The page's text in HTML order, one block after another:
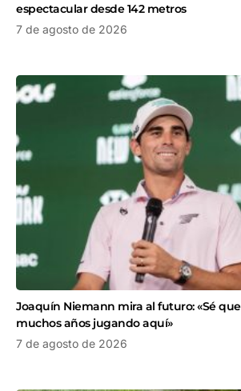
espectacular desde 142 metros
7 de agosto de 2026
Joaquín Niemann mira al futuro: «Sé
muchos años jugando aquí»
7 de agosto de 2026